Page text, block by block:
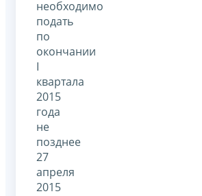
необходимо
подать
по
окончании
I
квартала
2015
года
не
позднее
27
апреля
2015